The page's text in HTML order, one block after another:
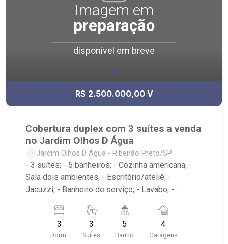
Imagem em
preparação
disponível em breve
R$ 2.500.000,00 V
Cobertura duplex com 3 suítes a venda
no Jardim Olhos D Água
Jardim Olhos D Água - Ribeirão Preto/SP
- 3 suítes; - 5 banheiros; - Cozinha americana; -
Sala dois ambientes; - Escritório/ateliê; -
Jacuzzi; - Banheiro de serviço; - Lavabo; -
com elevador; - Condomínio com portaria 24h,
piscina, academia, salão de festas e playground;.
- Localizado na Avenida Professor João Fiusa,
3
Dorm.
3
Suítes
5
Banho
4
Garagens